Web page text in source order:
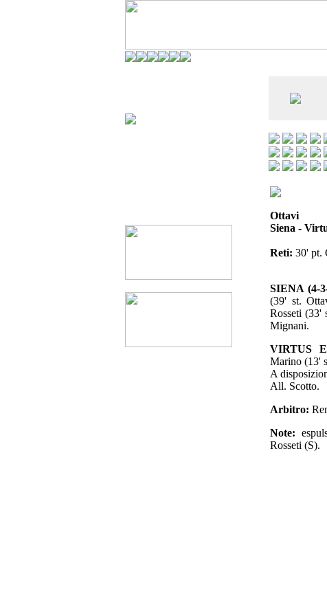
Ottavi
Siena -
Reti: 30' pt.
SIENA (4-
(39' st.
Rosseti (33'
Mignani.
VIRTUS
Marino (13'
A
All. Scotto.
Arbitro:
Note:
Rosseti (S).